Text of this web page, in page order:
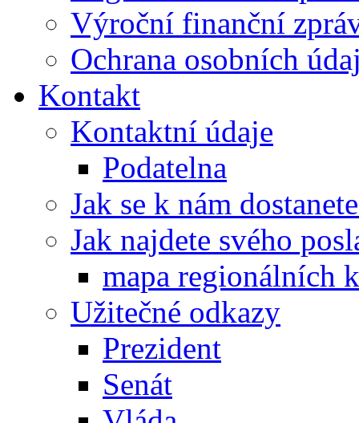
Výroční finanční
Ochrana osobních
Kontakt
Kontaktní údaje
Podatelna
Jak se k nám
Jak najdete svého
mapa regionálních
Užitečné odkazy
Prezident
Senát